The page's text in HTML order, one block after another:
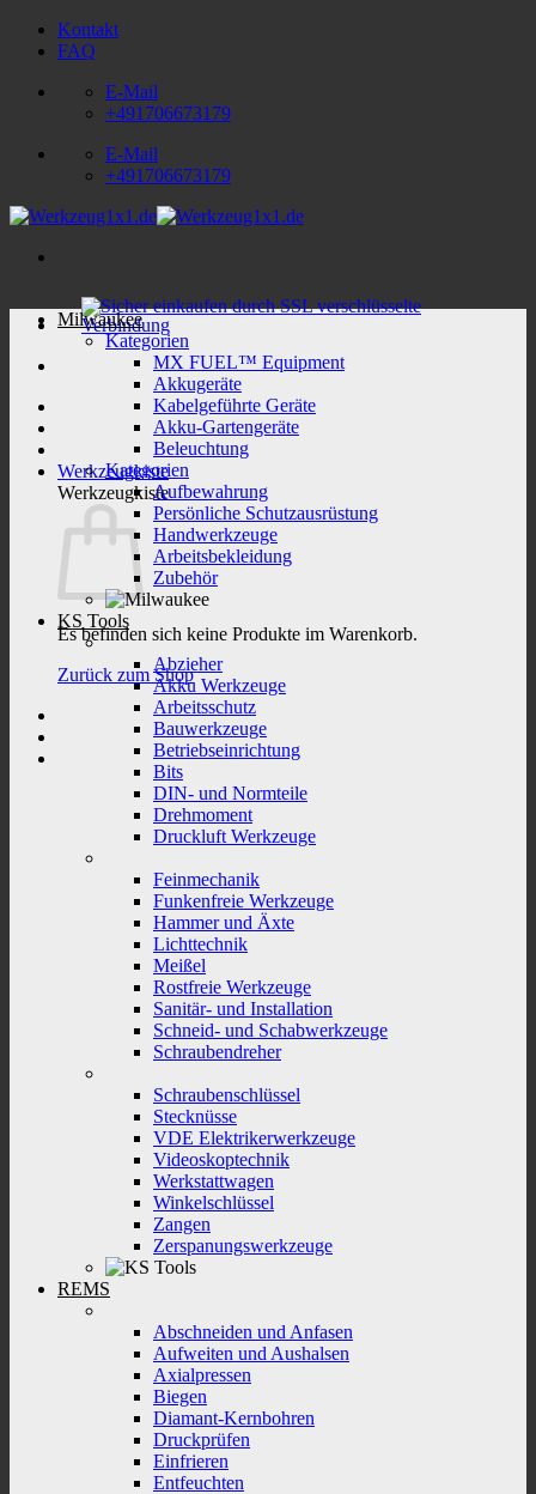
Zum
Inhalt
Kontakt
FAQ
E-Mail
+491706673179
E-Mail
+491706673179
Werkzeugkiste
Werkzeugkiste
Es befinden sich keine Produkte im Warenkorb.
Zurück zum Shop
Milwaukee
Kategorien
MX FUEL™ Equipment
Akkugeräte
Kabelgeführte Geräte
Akku-Gartengeräte
Beleuchtung
Kategorien
Aufbewahrung
Persönliche Schutzausrüstung
Handwerkzeuge
Arbeitsbekleidung
Zubehör
KS Tools
Abzieher
Akku Werkzeuge
Arbeitsschutz
Bauwerkzeuge
Betriebseinrichtung
Bits
DIN- und Normteile
Drehmoment
Druckluft Werkzeuge
Feinmechanik
Funkenfreie Werkzeuge
Hammer und Äxte
Lichttechnik
Meißel
Rostfreie Werkzeuge
Sanitär- und Installation
Schneid- und Schabwerkzeuge
Schraubendreher
Schraubenschlüssel
Stecknüsse
VDE Elektrikerwerkzeuge
Videoskoptechnik
Werkstattwagen
Winkelschlüssel
Zangen
Zerspanungswerkzeuge
REMS
Abschneiden und Anfasen
Aufweiten und Aushalsen
Axialpressen
Biegen
Diamant-Kernbohren
Druckprüfen
Einfrieren
Entfeuchten